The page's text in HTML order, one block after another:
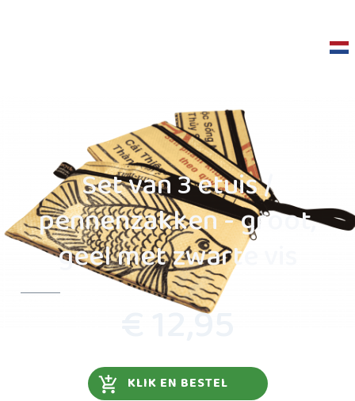
Set van 3 etuis /
pennenzakken - groot,
geel met zwarte vis
€ 12,95
KLIK EN BESTEL